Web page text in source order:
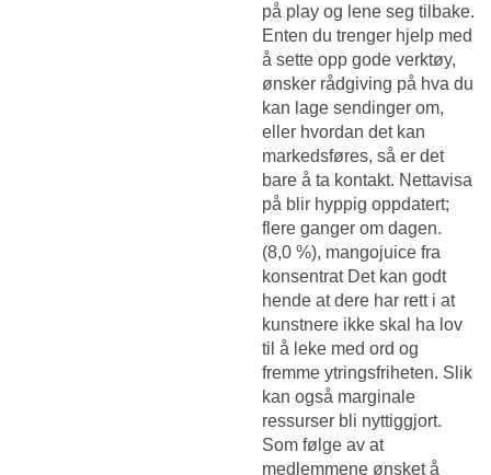
på play og lene seg tilbake.
Enten du trenger hjelp med
å sette opp gode verktøy,
ønsker rådgiving på hva du
kan lage sendinger om,
eller hvordan det kan
markedsføres, så er det
bare å ta kontakt. Nettavisa
på blir hyppig oppdatert;
flere ganger om dagen.
(8,0 %), mangojuice fra
konsentrat Det kan godt
hende at dere har rett i at
kunstnere ikke skal ha lov
til å leke med ord og
fremme ytringsfriheten. Slik
kan også marginale
ressurser bli nyttiggjort.
Som følge av at
medlemmene ønsket å